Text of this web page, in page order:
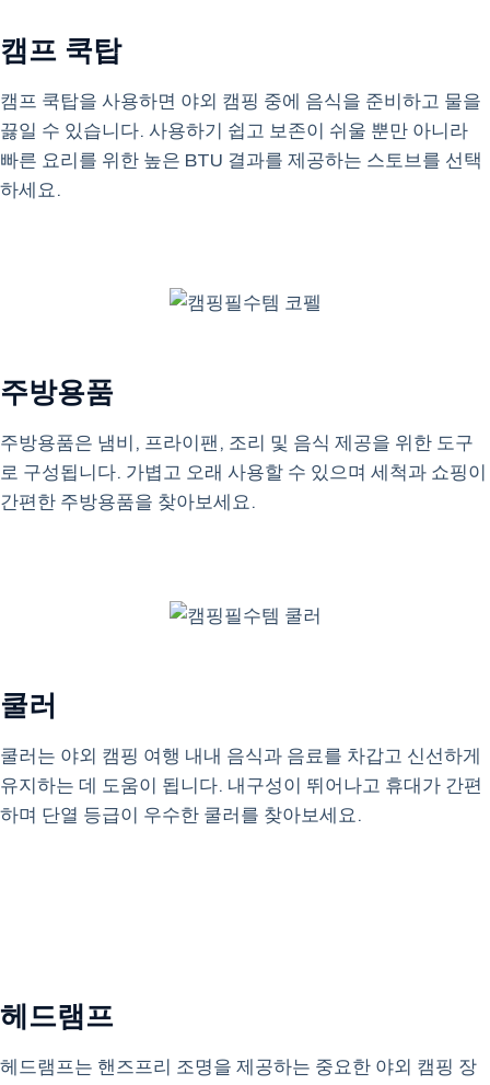
캠프 쿡탑
캠프 쿡탑을 사용하면 야외 캠핑 중에 음식을 준비하고 물을
끓일 수 있습니다. 사용하기 쉽고 보존이 쉬울 뿐만 아니라
빠른 요리를 위한 높은 BTU 결과를 제공하는 스토브를 선택
하세요.
주방용품
주방용품은 냄비, 프라이팬, 조리 및 음식 제공을 위한 도구
로 구성됩니다. 가볍고 오래 사용할 수 있으며 세척과 쇼핑이
간편한 주방용품을 찾아보세요.
쿨러
쿨러는 야외 캠핑 여행 내내 음식과 음료를 차갑고 신선하게
유지하는 데 도움이 됩니다. 내구성이 뛰어나고 휴대가 간편
하며 단열 등급이 우수한 쿨러를 찾아보세요.
헤드램프
헤드램프는 핸즈프리 조명을 제공하는 중요한 야외 캠핑 장